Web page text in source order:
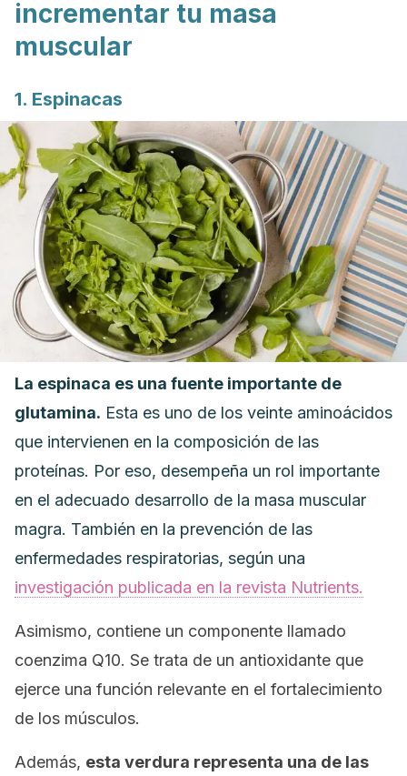
incrementar tu masa
muscular
1. Espinacas
La espinaca es una fuente importante de
glutamina. Esta es uno de los veinte aminoácidos
que intervienen en la composición de las
proteínas. Por eso, desempeña un rol importante
en el adecuado desarrollo de la masa muscular
magra. También en la prevención de las
enfermedades respiratorias, según una
investigación publicada en la revista Nutrients.
Asimismo, contiene un componente llamado
coenzima Q10. Se trata de un antioxidante que
ejerce una función relevante en el fortalecimiento
de los músculos.
Además, esta verdura representa una de las